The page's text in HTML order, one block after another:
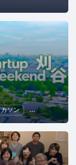
ソン 起業 女性